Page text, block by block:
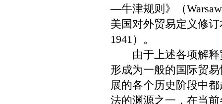
—牛津规则》（
美国对外贸易定义修订
1941）。
由于上述各项解释
形成为一般的国际贸
展的各个历史阶段中
法的渊源之一，在当